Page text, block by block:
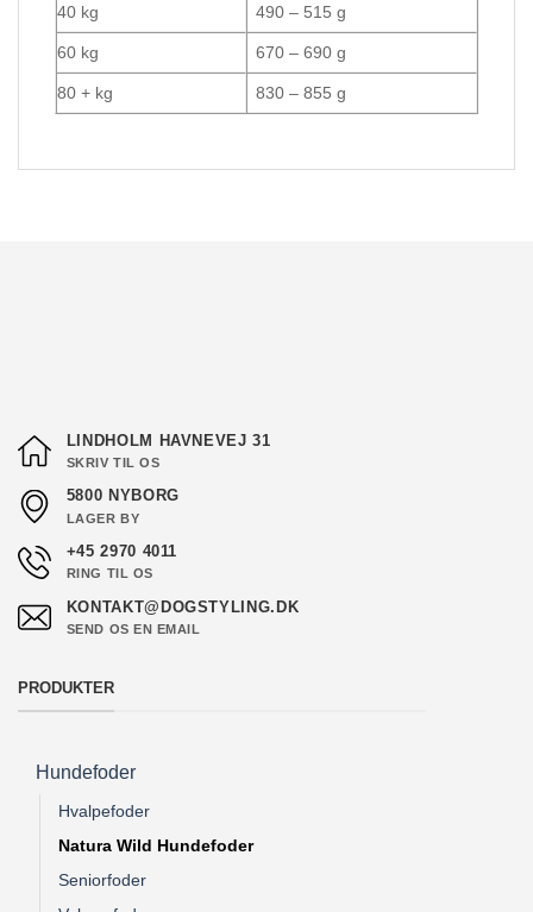
40 kg 490 – 515 g
60 kg 670 – 690 g
80 + kg 830 – 855 g
LINDHOLM HAVNEVEJ 31
SKRIV TIL OS
5800 NYBORG
LAGER BY
+45 2970 4011
RING TIL OS
KONTAKT@DOGSTYLING.DK
SEND OS EN EMAIL
PRODUKTER
Hundefoder
Hvalpefoder
Natura Wild Hundefoder
Seniorfoder